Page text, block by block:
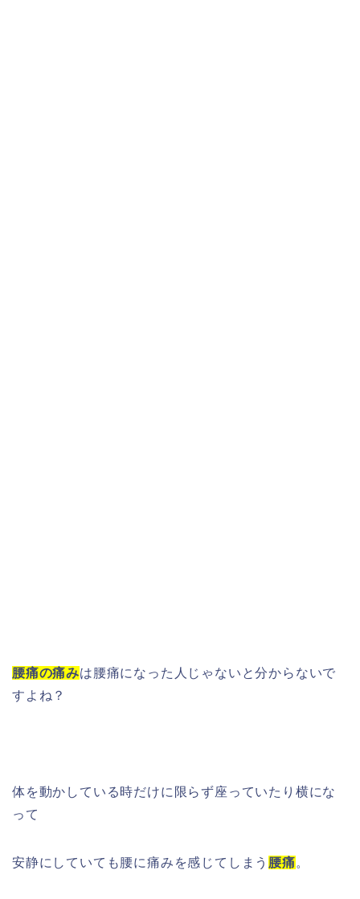
腰痛の痛みは腰痛になった人じゃないと分からないで
すよね？
体を動かしている時だけに限らず座っていたり横にな
って
安静にしていても腰に痛みを感じてしまう 腰痛。